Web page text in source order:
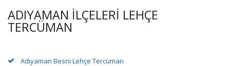
ADIYAMAN İLÇELERI LEHÇE
TERCÜMAN
Adıyaman Besni Lehçe Tercüman